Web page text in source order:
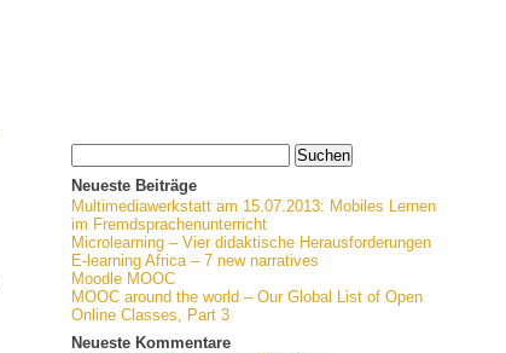
Neueste Beiträge
Multimediawerkstatt am 15.07.2013: Mobiles Lernen
im Fremdsprachenunterricht
Microlearning – Vier didaktische Herausforderungen
E-learning Africa – 7 new narratives
Moodle MOOC
MOOC around the world – Our Global List of Open
Online Classes, Part 3
Neueste Kommentare